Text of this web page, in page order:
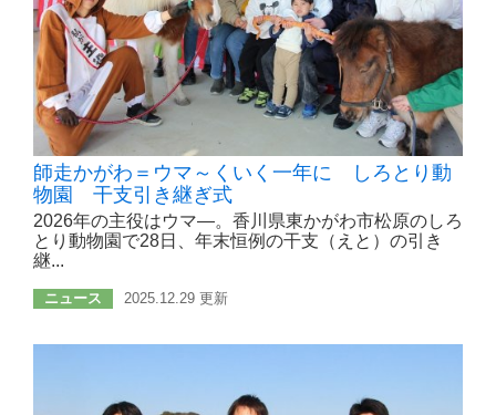
師走かがわ＝ウマ～くいく一年に しろとり動
物園 干支引き継ぎ式
2026年の主役はウマ―。香川県東かがわ市松原のしろ
とり動物園で28日、年末恒例の干支（えと）の引き
継...
ニュース 2025.12.29 更新